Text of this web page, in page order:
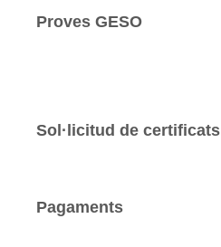
Proves GESO
Sol·licitud de certificats
Pagaments​